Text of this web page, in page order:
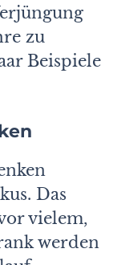
zu
Beispiele
Das
vielem,
werden